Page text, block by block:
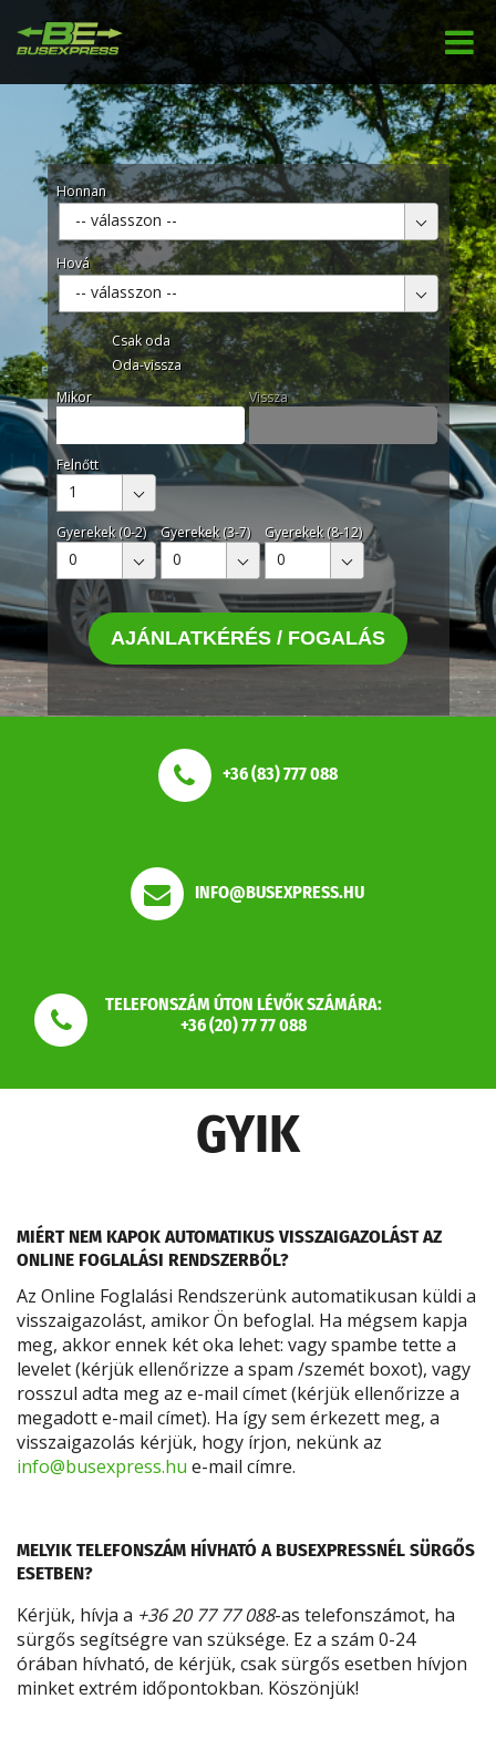
Honnan
-- válasszon --
Hová
-- válasszon --
Csak oda
Oda-vissza
Mikor
Vissza
Felnőtt
1
Gyerekek (0-2)
0
Gyerekek (3-7)
0
Gyerekek (8-12)
0
AJÁNLATKÉRÉS / FOGALÁS
+36 (83) 777 088
INFO@BUSEXPRESS.HU
TELEFONSZÁM ÚTON LÉVŐK SZÁMÁRA:
+36 (20) 77 77 088
GYIK
MIÉRT NEM KAPOK AUTOMATIKUS VISSZAIGAZOLÁST AZ
ONLINE FOGLALÁSI RENDSZERBŐL?
Az Online Foglalási Rendszerünk automatikusan küldi a
visszaigazolást, amikor Ön befoglal. Ha mégsem kapja
meg, akkor ennek két oka lehet: vagy spambe tette a
levelet (kérjük ellenőrizze a spam /szemét boxot), vagy
rosszul adta meg az e-mail címet (kérjük ellenőrizze a
megadott e-mail címet). Ha így sem érkezett meg, a
visszaigazolás kérjük, hogy írjon, nekünk az
info@busexpress.hu e-mail címre.
MELYIK TELEFONSZÁM HÍVHATÓ A BUSEXPRESSNÉL SÜRGŐS
ESETBEN?
Kérjük, hívja a +36 20 77 77 088-as telefonszámot, ha
sürgős segítségre van szüksége. Ez a szám 0-24
órában hívható, de kérjük, csak sürgős esetben hívjon
minket extrém időpontokban. Köszönjük!